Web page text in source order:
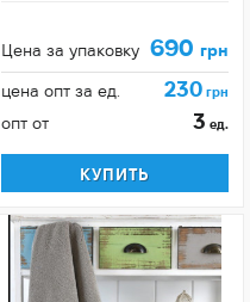
Цена за упаковку 690 грн
цена опт за ед. 230 грн
опт от 3 ед.
КУПИТЬ